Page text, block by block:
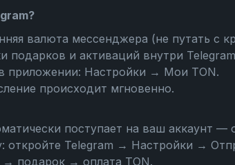
валюта мессенджера (не путать с
подарков и активаций внутри
приложении: Настройки → Мои TON.
происходит мгновенно.
поступает на ваш аккаунт —
откройте Telegram → Настройки →
подарок → оплата TON.